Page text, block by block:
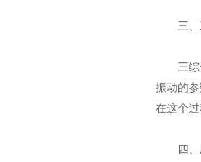
三、
三综合
振动的
在这个
四、